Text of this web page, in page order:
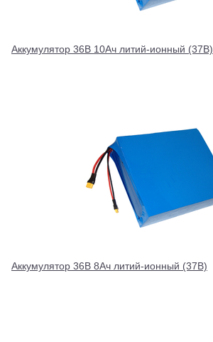
Аккумулятор 36В 10Ач литий-ионный (37В)
Аккумулятор 36В 8Ач литий-ионный (37В)